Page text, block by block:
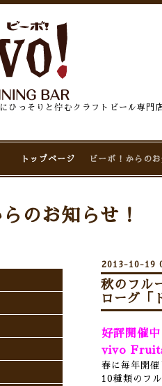
ひっそりと佇むクラフトビール専門
トップページ ビーボ！からのお
のお知らせ！
2013-10-19
秋のフル
ローグ「
好評開催中
vivo
春に毎年開催
10種類のフ